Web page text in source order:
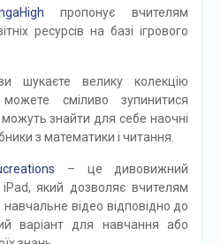
пропонує вчителям
ресурсів на базі ігрового
шукаєте велику колекцію
сміливо зупинитися
можуть знайти для себе наочні
з математики і читання.
– це дивовижний
який дозволяє вчителям
відео відповідно до
варіант для навчання або